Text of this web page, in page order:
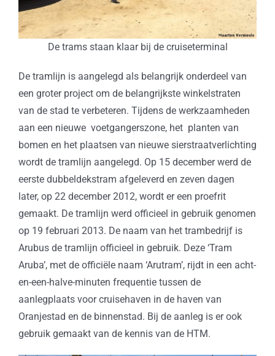
De trams staan klaar bij de cruiseterminal
De tramlijn is aangelegd als belangrijk onderdeel van
een groter project om de belangrijkste winkelstraten
van de stad te verbeteren. Tijdens de werkzaamheden
aan een nieuwe voetgangerszone, het planten van
bomen en het plaatsen van nieuwe sierstraatverlichting
wordt de tramlijn aangelegd. Op 15 december werd de
eerste dubbeldekstram afgeleverd en zeven dagen
later, op 22 december 2012, wordt er een proefrit
gemaakt. De tramlijn werd officieel in gebruik genomen
op 19 februari 2013. De naam van het trambedrijf is
Arubus de tramlijn officieel in gebruik. Deze ‘Tram
Aruba’, met de officiële naam ‘Arutram’, rijdt in een acht-
en-een-halve-minuten frequentie tussen de
aanlegplaats voor cruisehaven in de haven van
Oranjestad en de binnenstad. Bij de aanleg is er ook
gebruik gemaakt van de kennis van de HTM.